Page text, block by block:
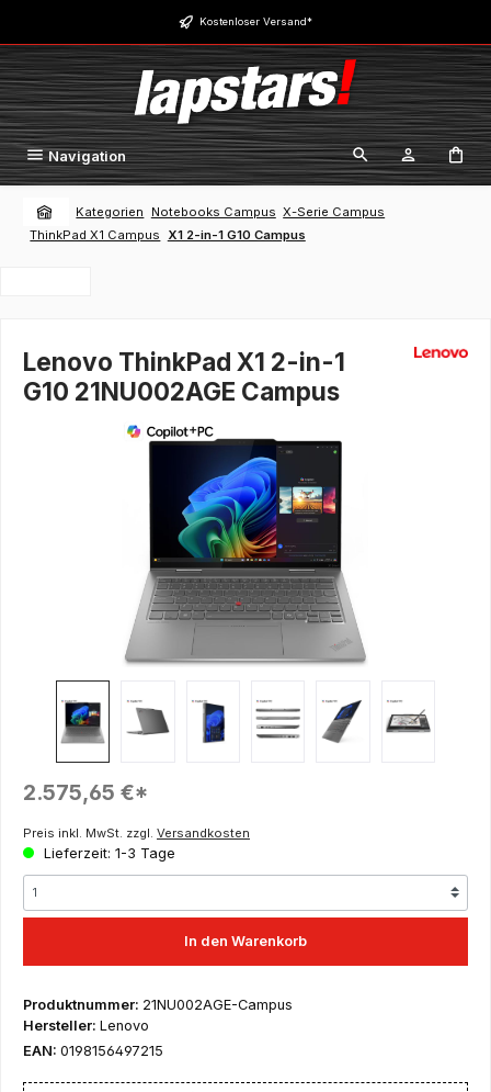
Zum Hauptinhalt springen Kostenloser Versand*
Navigation
Kategorien Notebooks Campus X-Serie Campus
ThinkPad X1 Campus
X1 2-in-1 G10 Campus
Lenovo ThinkPad X1 2-in-1
G10 21NU002AGE Campus
Bildergalerie überspringen
Regulärer Preis:
2.575,65 €*
Preis inkl. MwSt. zzgl. Versandkosten
Lieferzeit: 1-3 Tage
In den Warenkorb
Produktnummer: 21NU002AGE-Campus
Hersteller: Lenovo
EAN: 0198156497215